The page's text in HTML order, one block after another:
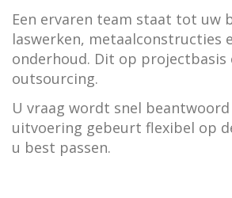
Een ervaren team staat tot uw
laswerken, metaalconstructies
onderhoud. Dit op projectbasis
outsourcing.
U vraag wordt snel beantwoord
uitvoering gebeurt flexibel op
u best passen.